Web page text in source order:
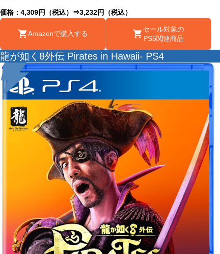
価格：4,309円（税込）⇒3,232円（税込）
Amazonで購入する
セール対象の
PS5関連商品
龍が如く8外伝 Pirates in Hawaii- PS4